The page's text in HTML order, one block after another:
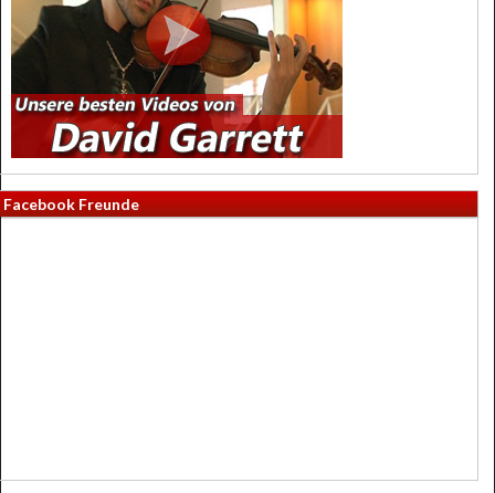
Facebook Freunde